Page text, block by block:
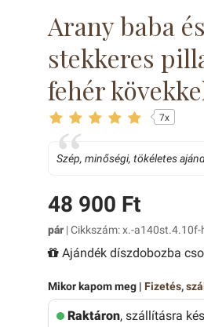
Arany baba
stekkeres
fehér
7x
Szép, minőségi, tökéletes
48 900 Ft
pár| Cikkszám: x.-a140st.4.10f-
Ajándék díszdobozba
Mikor kapom meg | Fizetés,
Raktáron, szállításra